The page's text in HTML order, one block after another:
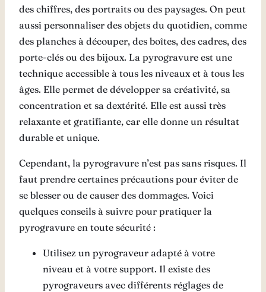
des chiffres, des portraits ou des paysages. On peut
aussi personnaliser des objets du quotidien, comme
des planches à découper, des boîtes, des cadres, des
porte-clés ou des bijoux. La pyrogravure est une
technique accessible à tous les niveaux et à tous les
âges. Elle permet de développer sa créativité, sa
concentration et sa dextérité. Elle est aussi très
relaxante et gratifiante, car elle donne un résultat
durable et unique.
Cependant, la pyrogravure n’est pas sans risques. Il
faut prendre certaines précautions pour éviter de
se blesser ou de causer des dommages. Voici
quelques conseils à suivre pour pratiquer la
pyrogravure en toute sécurité :
Utilisez un pyrograveur adapté à votre
niveau et à votre support. Il existe des
pyrograveurs avec différents réglages de